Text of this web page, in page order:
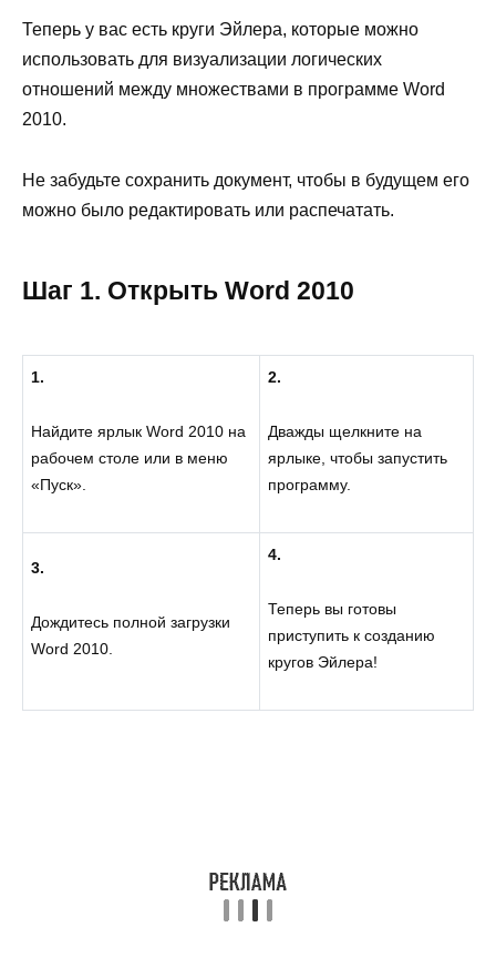
Теперь у вас есть круги Эйлера, которые можно
использовать для визуализации логических
отношений между множествами в программе Word
2010.
Не забудьте сохранить документ, чтобы в будущем его
можно было редактировать или распечатать.
Шаг 1. Открыть Word 2010
1.
Найдите ярлык Word 2010 на
рабочем столе или в меню
«Пуск».
2.
Дважды щелкните на
ярлыке, чтобы запустить
программу.
3.
Дождитесь полной загрузки
Word 2010.
4.
Теперь вы готовы
приступить к созданию
кругов Эйлера!